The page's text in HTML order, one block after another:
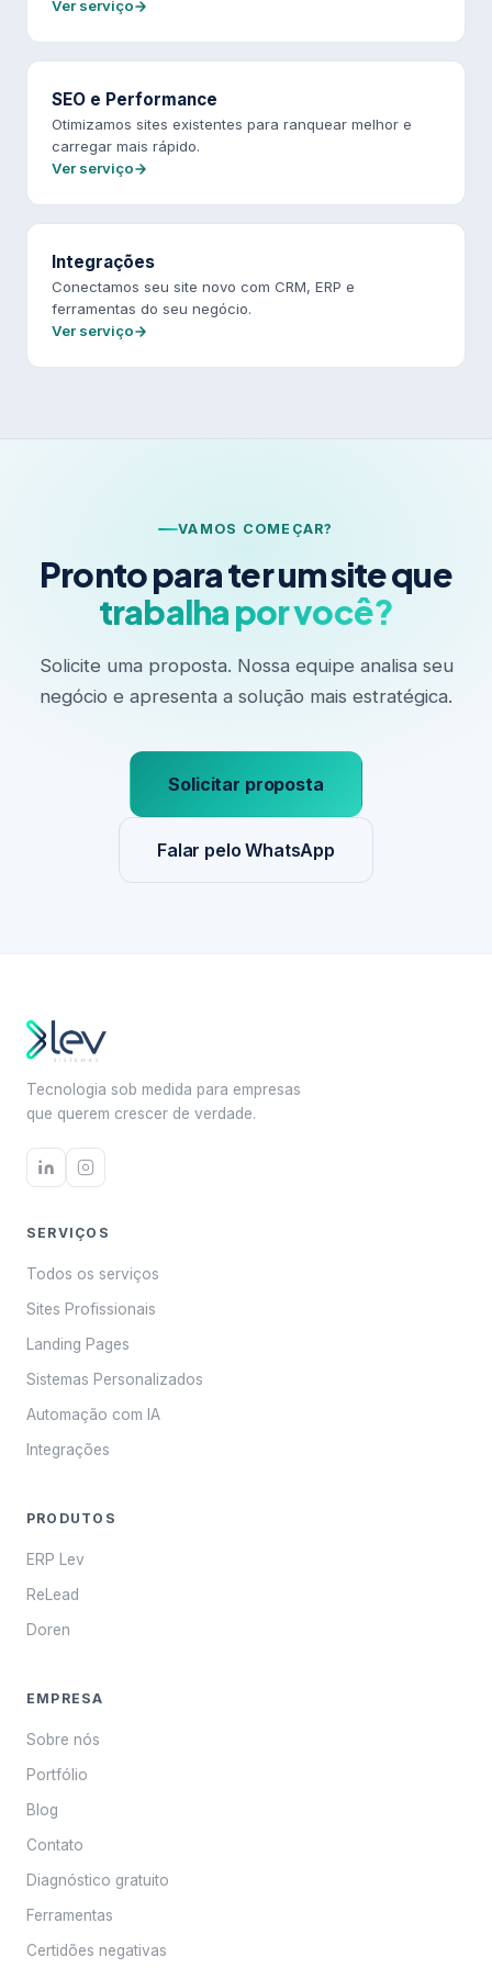
Ver serviço
SEO e Performance
Otimizamos sites existentes para ranquear melhor e
carregar mais rápido.
Ver serviço
Integrações
Conectamos seu site novo com CRM, ERP e
ferramentas do seu negócio.
Ver serviço
VAMOS COMEÇAR?
Pronto para ter um site que
trabalha por você?
Solicite uma proposta. Nossa equipe analisa seu
negócio e apresenta a solução mais estratégica.
Solicitar proposta
Falar pelo WhatsApp
Tecnologia sob medida para empresas
que querem crescer de verdade.
SERVIÇOS
Todos os serviços
Sites Profissionais
Landing Pages
Sistemas Personalizados
Automação com IA
Integrações
PRODUTOS
ERP Lev
ReLead
Doren
EMPRESA
Sobre nós
Portfólio
Blog
Contato
Diagnóstico gratuito
Ferramentas
Certidões negativas